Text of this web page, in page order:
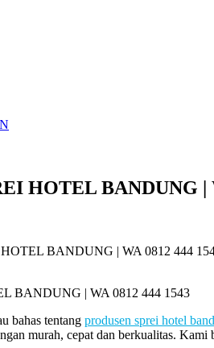
HOTEL BANDUNG |
BANDUNG | WA 0812 444
BANDUNG | WA 0812 444 1543
bahas tentang produsen sprei hotel
murah, cepat dan berkualitas.